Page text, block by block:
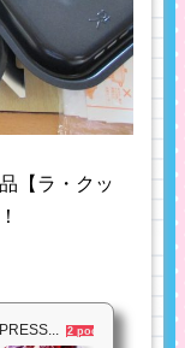
【ラ・クッ
2 pockets